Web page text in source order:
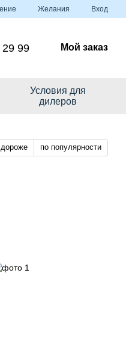
Желания Вход
99 Мой заказ
Условия для
дилеров
по популярности